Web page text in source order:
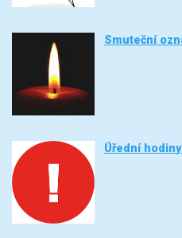
Smuteční
Úřední